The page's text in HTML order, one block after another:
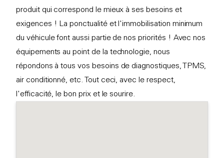
produit qui correspond le mieux à ses besoins et
exigences ! La ponctualité et l'immobilisation minimum
du véhicule font aussi partie de nos priorités ! Avec nos
équipements au point de la technologie, nous
répondons à tous vos besoins de diagnostiques, TPMS,
air conditionné, etc. Tout ceci, avec le respect,
l'efficacité, le bon prix et le sourire.